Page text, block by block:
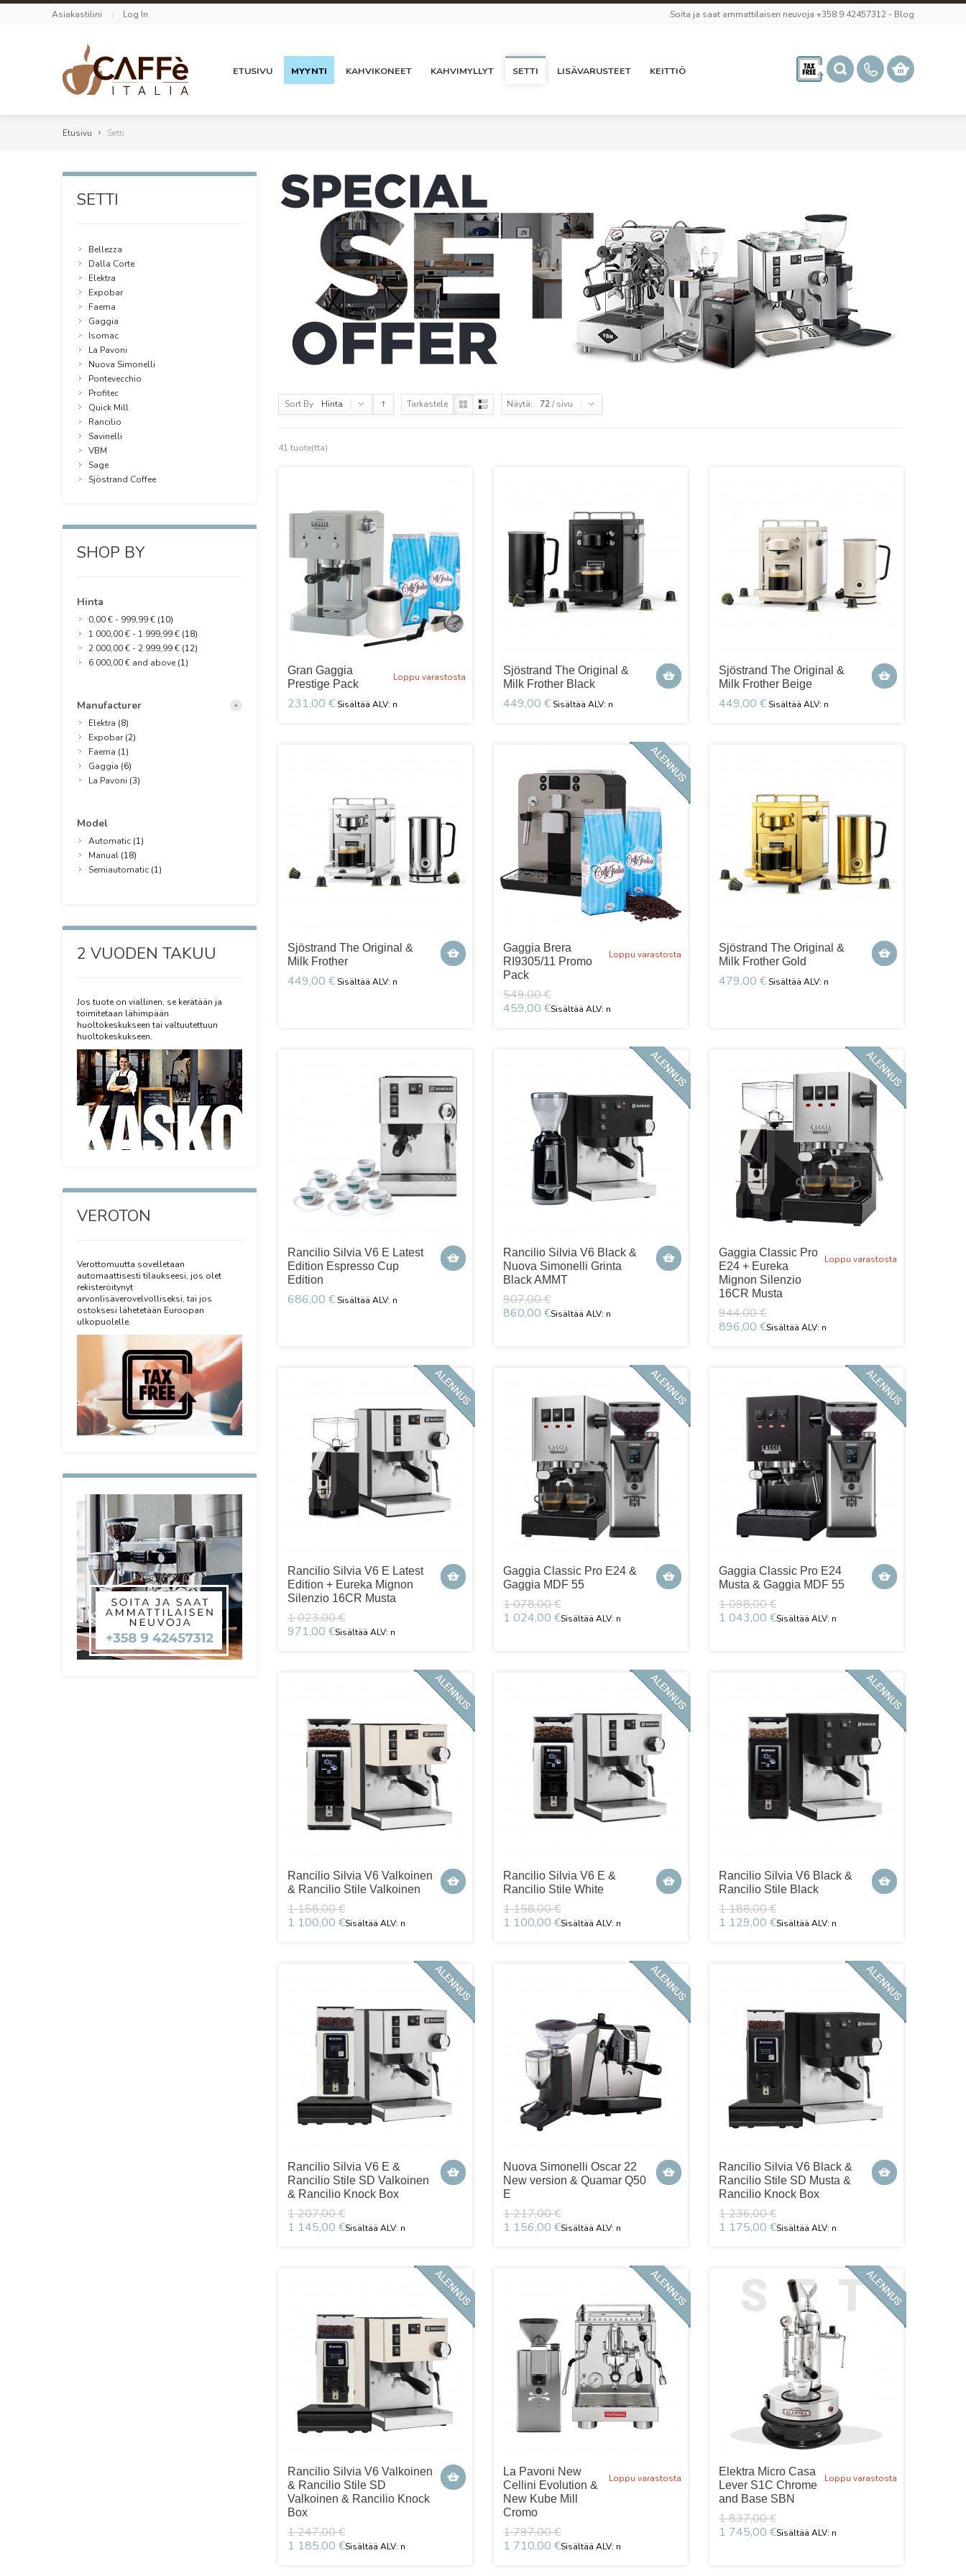
Asiakastilini Log In Soita ja saat ammattilaisen neuvoja +358 9 42457312 - Blog
ETUSIVU MYYNTI KAHVIKONEET KAHVIMYLLYT SETTI LISÄVARUSTEET KEITTIÖ
Etusivu Setti
Sort By Hinta Tarkastele Näytä: 72/ sivu
41 tuote(tta)
Loppu varastosta
Gran Gaggia
Prestige Pack
231,00 €
Sjöstrand The Original &
Milk Frother Black
449,00 €
Sjöstrand The Original &
Milk Frother Beige
449,00 €
Sjöstrand The Original &
Milk Frother
449,00 €
Loppu varastosta
Gaggia Brera
RI9305/11 Promo
Pack
549,00 €
459,00 €
Sjöstrand The Original &
Milk Frother Gold
479,00 €
Rancilio Silvia V6 E Latest
Edition Espresso Cup
Edition
686,00 €
Rancilio Silvia V6 Black &
Nuova Simonelli Grinta
Black AMMT
907,00 €
860,00 €
Loppu varastosta
Gaggia Classic Pro
E24 + Eureka
Mignon Silenzio
16CR Musta
944,00 €
896,00 €
Rancilio Silvia V6 E Latest
Edition + Eureka Mignon
Silenzio 16CR Musta
1 023,00 €
971,00 €
Gaggia Classic Pro E24 &
Gaggia MDF 55
1 078,00 €
1 024,00 €
Gaggia Classic Pro E24
Musta & Gaggia MDF 55
1 098,00 €
1 043,00 €
Rancilio Silvia V6 Valkoinen
& Rancilio Stile Valkoinen
1 158,00 €
1 100,00 €
Rancilio Silvia V6 E &
Rancilio Stile White
1 158,00 €
1 100,00 €
Rancilio Silvia V6 Black &
Rancilio Stile Black
1 188,00 €
1 129,00 €
Rancilio Silvia V6 E &
Rancilio Stile SD Valkoinen
& Rancilio Knock Box
1 207,00 €
1 145,00 €
Nuova Simonelli Oscar 22
New version & Quamar Q50
E
1 217,00 €
1 156,00 €
Rancilio Silvia V6 Black &
Rancilio Stile SD Musta &
Rancilio Knock Box
1 236,00 €
1 175,00 €
Rancilio Silvia V6 Valkoinen
& Rancilio Stile SD
Valkoinen & Rancilio Knock
Box
1 247,00 €
1 185,00 €
Loppu varastosta
La Pavoni New
Cellini Evolution &
New Kube Mill
Cromo
1 797,00 €
1 710,00 €
Loppu varastosta
Elektra Micro Casa
Lever S1C Chrome
and Base SBN
1 837,00 €
1 745,00 €
SETTI
Bellezza
Dalla Corte
Elektra
Expobar
Faema
Gaggia
Isomac
La Pavoni
Nuova Simonelli
Pontevecchio
Profitec
Quick Mill
Rancilio
Savinelli
VBM
Sage
Sjöstrand Coffee
SHOP BY
Hinta
0,00 € - 999,99 € (10)
1 000,00 € - 1 999,99 € (18)
2 000,00 € -2 999,99 € (12)
6 000,00 € and above (1)
Manufacturer
Elektra (8)
Expobar(2)
Faema (1)
Gaggia (6)
La Pavoni (3)
Model
Automatic (1)
Manual (18)
Semiautomatic (1)
2 VUODEN TAKUU
Jos tuote on viallinen, se kerätään ja
toimitetaan lähimpään
huoltokeskukseen tai valtuutettuun
huoltokeskukseen.
VEROTON
Verottomuutta sovelletaan
automaattisesti tilaukseesi, jos olet
rekisteröitynyt
arvonlisäverovelvolliseksi, tai jos
ostoksesi lähetetään Euroopan
ulkopuolelle.